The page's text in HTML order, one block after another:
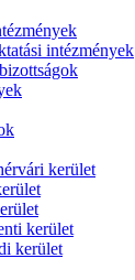
intézmények
kerület
kerület
kerület